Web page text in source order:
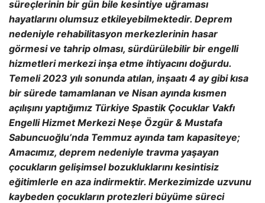
süreçlerinin bir gün bile kesintiye uğraması
hayatlarını olumsuz etkileyebilmektedir. Deprem
nedeniyle rehabilitasyon merkezlerinin hasar
görmesi ve tahrip olması, sürdürülebilir bir engelli
hizmetleri merkezi inşa etme ihtiyacını doğurdu.
Temeli 2023 yılı sonunda atılan, inşaatı 4 ay gibi kısa
bir sürede tamamlanan ve Nisan ayında kısmen
açılışını yaptığımız Türkiye Spastik Çocuklar Vakfı
Engelli Hizmet Merkezi Neşe Özgür & Mustafa
Sabuncuoğlu’nda Temmuz ayında tam kapasiteye;
Amacımız, deprem nedeniyle travma yaşayan
çocukların gelişimsel bozukluklarını kesintisiz
eğitimlerle en aza indirmektir. Merkezimizde uzvunu
kaybeden çocukların protezleri büyüme süreci